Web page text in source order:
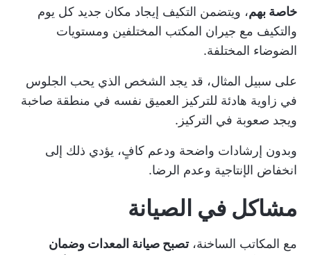
خاصة بهم، ويتضمن التكيف إيجاد مكان جديد كل يوم
والتكيف مع جيران المكتب المختلفين ومستويات
الضوضاء المختلفة.
على سبيل المثال، قد يجد الشخص الذي يحب الجلوس
في زاوية هادئة للتركيز العميق نفسه في منطقة صاخبة
ويجد صعوبة في التركيز.
وبدون إرشادات واضحة ودعم كافٍ، يؤدي ذلك إلى
انخفاض الإنتاجية وعدم الرضا.
مشاكل في الصيانة
مع المكاتب الساخنة،تصبح صيانة المعدات وضمان